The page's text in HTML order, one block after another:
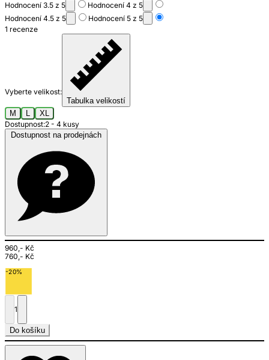
Hodnocení 3.5 z 5
Hodnocení 4 z 5
Hodnocení 4.5 z 5
Hodnocení 5 z 5
1 recenze
Vyberte velikost:
Tabulka velikostí
M
L
XL
Dostupnost:2 - 4 kusy
960,- Kč
760,- Kč
-20%
1
Do košíku